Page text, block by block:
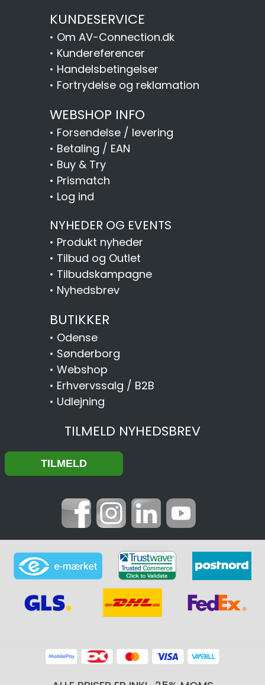
KUNDESERVICE
• Om AV-Connection.dk
• Kundereferencer
• Handelsbetingelser
• Fortrydelse og reklamation
WEBSHOP INFO
• Forsendelse / levering
• Betaling / EAN
• Buy & Try
• Prismatch
• Log ind
NYHEDER OG EVENTS
• Produkt nyheder
• Tilbud og Outlet
• Tilbudskampagne
• Nyhedsbrev
BUTIKKER
• Odense
• Sønderborg
• Webshop
• Erhvervssalg / B2B
• Udlejning
TILMELD NYHEDSBREV